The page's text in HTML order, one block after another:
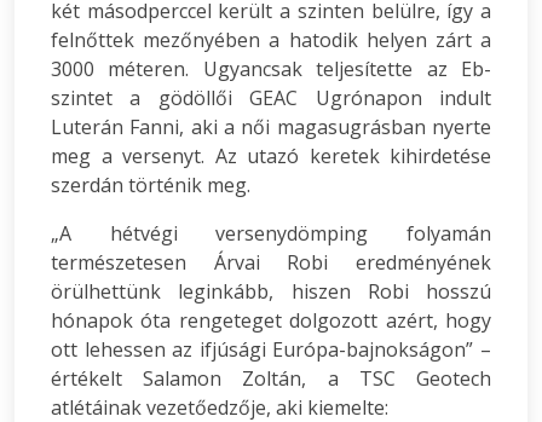
két másodperccel került a szinten belülre, így a
felnőttek mezőnyében a hatodik helyen zárt a
3000 méteren. Ugyancsak teljesítette az Eb-
szintet a gödöllői GEAC Ugrónapon indult
Luterán Fanni, aki a női magasugrásban nyerte
meg a versenyt. Az utazó keretek kihirdetése
szerdán történik meg.
„A hétvégi versenydömping folyamán
természetesen Árvai Robi eredményének
örülhettünk leginkább, hiszen Robi hosszú
hónapok óta rengeteget dolgozott azért, hogy
ott lehessen az ifjúsági Európa-bajnokságon” –
értékelt Salamon Zoltán, a TSC Geotech
atlétáinak vezetőedzője, aki kiemelte: